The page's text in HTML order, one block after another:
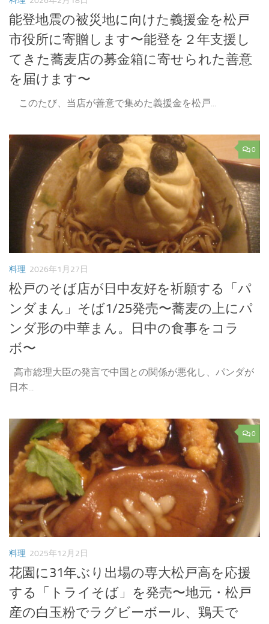
能登地震の被災地に向けた義援金を松戸
市役所に寄贈します〜能登を２年支援し
てきた蕎麦店の募金箱に寄せられた善意
を届けます〜
このたび、当店が善意で集めた義援金を松戸...
0
料理 2026年1月27日
松戸のそば店が日中友好を祈願する「パ
ンダまん」そば1/25発売〜蕎麦の上にパ
ンダ形の中華まん。日中の食事をコラ
ボ〜
高市総理大臣の発言で中国との関係が悪化し、パンダが
日本...
0
料理 2025年12月2日
花園に31年ぶり出場の専大松戸高を応援
する「トライそば」を発売〜地元・松戸
産の白玉粉でラグビーボール、鶏天で